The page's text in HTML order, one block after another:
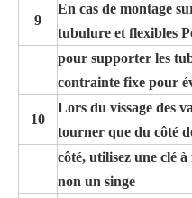
9
En cas de montage
tubulure et flexibles
pour supporter les
contrainte fixe pour
10
Lors du vissage des
tourner que du côté
côté, utilisez une clé
non un singe